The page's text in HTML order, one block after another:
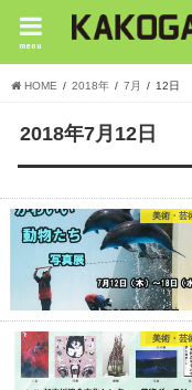
menu
HOME 2018年 7月 12日
2018年7月12日
美術・芸
美術・芸